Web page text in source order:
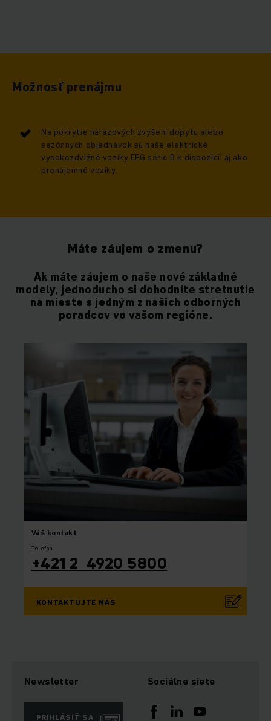
Možnosť prenájmu
Na pokrytie nárazových zvýšení dopytu alebo
sezónnych objednávok sú naše elektrické
vysokozdvižné vozíky EFG série B k dispozícii aj ako
prenájomné vozíky.
Máte záujem o zmenu?
Ak máte záujem o naše nové základné
modely, jednoducho si dohodnite stretnutie
na mieste s jedným z našich odborných
poradcov vo vašom regióne.
Váš kontakt
Telefón
+421 2 4920 5800
KONTAKTUJTE NÁS
Newsletter
PRIHLÁSIŤ SA
Sociálne siete